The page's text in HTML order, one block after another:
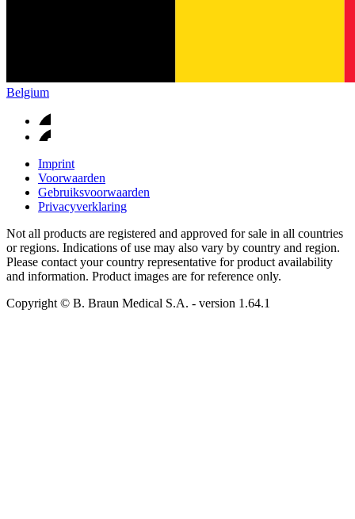
Belgium
Imprint
Voorwaarden
Gebruiksvoorwaarden
Privacyverklaring
Not all products are registered and approved for sale in all countries
or regions. Indications of use may also vary by country and region.
Please contact your country representative for product availability
and information. Product images are for reference only.
Copyright © B. Braun Medical S.A. - version 1.64.1